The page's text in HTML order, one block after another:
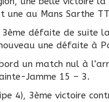
une au Mans Sarthe
défaite de suite
une défaite à
un match nul à
Jamme 15 – 3.
4), 3ème victoire